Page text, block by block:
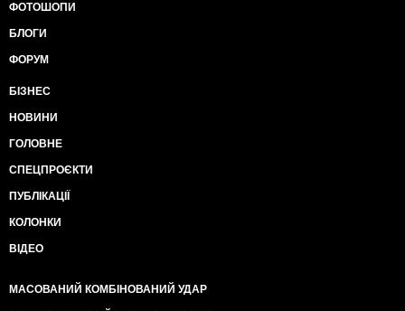
ФОТОШОПИ
БЛОГИ
ФОРУМ
БІЗНЕС
НОВИНИ
ГОЛОВНЕ
СПЕЦПРОЄКТИ
ПУБЛІКАЦІЇ
КОЛОНКИ
ВІДЕО
МАСОВАНИЙ КОМБІНОВАНИЙ УДАР